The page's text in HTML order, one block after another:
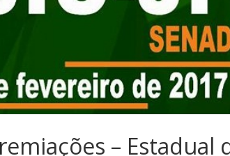
– Estadual